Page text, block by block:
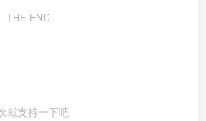
THE END
就支持一下吧